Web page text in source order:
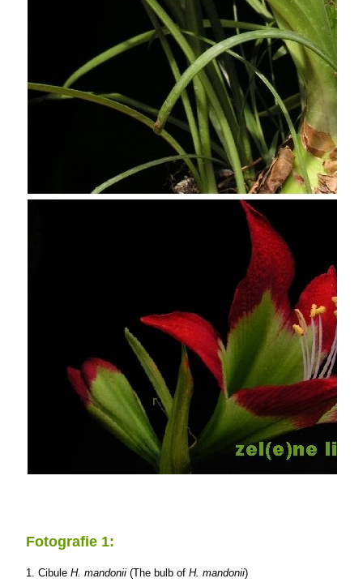
Fotografie 1:
1. Cibule H. mandonii (The bulb of H. mandonii)